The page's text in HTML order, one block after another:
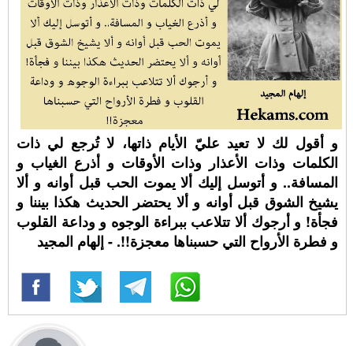
و أقول لك لا تعيد عليّ الأيام ذاتها، لا تُرجع لي ذات
الكلمات وذات الأعذار وذات الأوقات و أذرع الغياب و
المسافة.. و أتوسل إليك ألا يموت الحب قبل أوانه و ألا
يشيخ الشوق قبل أوانه و ألا يحتضر الحديث هكذا بيننا و
فجأة! و أرجوك ألا تتلاعب ببراءة الوجوه و وداعة القلوب
و فطرة الأرواح التي حسبناها معجزة!!. - إلهام المجيد